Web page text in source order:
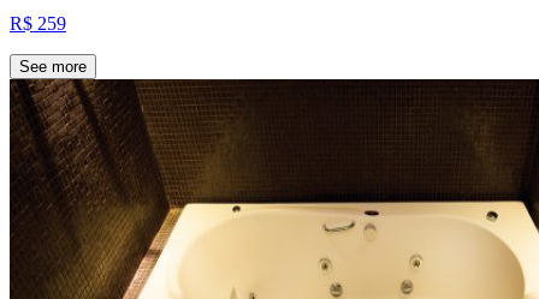
R$ 259
See more